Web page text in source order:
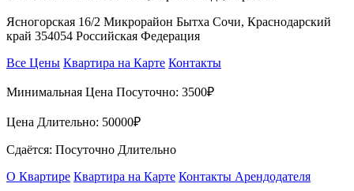
Ясногорская 16/2 Микрорайон Бытха Сочи, Краснодарский
край 354054 Российская Федерация
Все Цены Квартира на Карте Контакты
Минимальная Цена Посуточно: 3500₽
Цена Длительно: 50000₽
Сдаётся: Посуточно Длительно
О Квартире Квартира на Карте Контакты Арендодателя